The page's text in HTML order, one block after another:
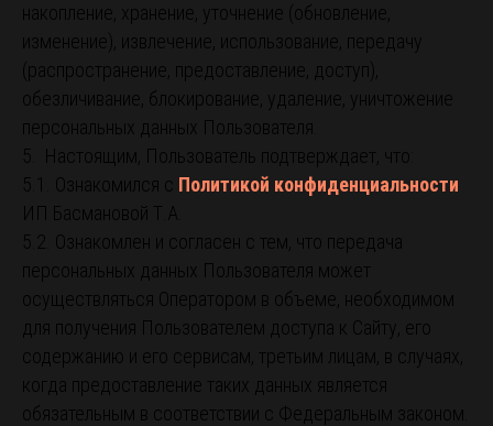
накопление, хранение, уточнение (обновление,
изменение), извлечение, использование, передачу
(распространение, предоставление, доступ),
обезличивание, блокирование, удаление, уничтожение
персональных данных Пользователя.
5. Настоящим, Пользователь подтверждает, что:
5.1. Ознакомился с Политикой конфиденциальности
ИП Басмановой Т.А.
5.2. Ознакомлен и согласен с тем, что передача
персональных данных Пользователя может
осуществляться Оператором в объеме, необходимом
для получения Пользователем доступа к Сайту, его
содержанию и его сервисам, третьим лицам, в случаях,
когда предоставление таких данных является
обязательным в соответствии с Федеральным законом.